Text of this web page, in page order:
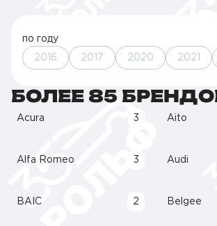
по году
2016 2017 2020 2021
БОЛЕЕ 85
Acura 3 Aito
Alfa Romeo 3 Audi
BAIC 2 Belgee